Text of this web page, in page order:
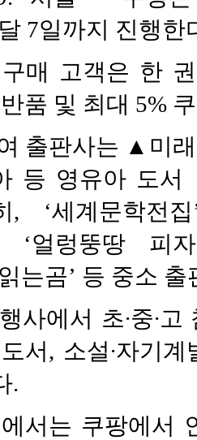
7일까지 진행한
매 고객은 한
품 및 최대 5%
출판사는 ▲미
등 영유아 도
, ‘세계문학전
‘얼렁뚱땅 피
는곰’ 등 중소
사에서 초∙중∙
서, 소설∙자기
.
서는 쿠팡에서